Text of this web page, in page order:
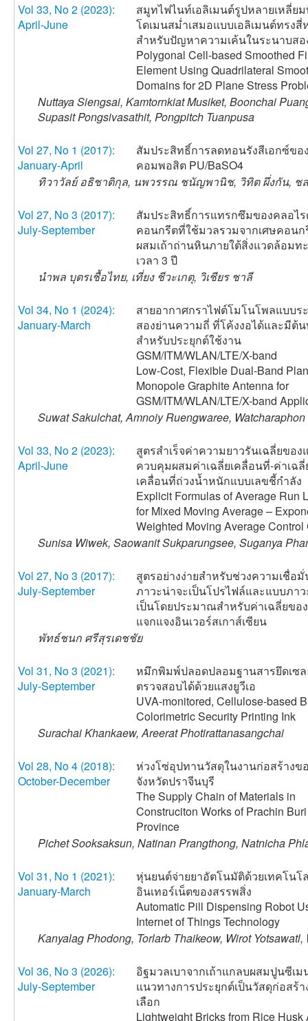
Vol 33, No 2 (2023):
April-June
สมูทไฟไนท์เอลิเมนต์รูปหลายเหลี่ย
โดเมนสม่ำเสมอแบบเอลิเมนต์ทรงสี่
สำหรับปัญหาความเค้นในระนาบส
Polygonal Cell-based Smoothed
Element Using Quadrilateral
Domains for 2D Plane Stress
Nuttaya Siengsai, Kamtornkiat Musiket, Boonchai
Supasit Pongsivasathit, Pongpitch Tuanpusa
Vol 27, No 1 (2017):
January-April
สัมประสิทธิ์การลดทอนรังสีเอกซ์ขอ
คอมพอสิต PU/BaSO4
ทิวาวัลย์ อธิชาติกุล, นพวรรณ ชนัญพานิช, วิทิต ผึ่งกัน,
Vol 27, No 3 (2017):
July-September
สัมประสิทธิ์การแทรกซึมของคลอไ
คอนกรีตที่ใช้มวลรวมจากเศษคอน
ผสมเถ้าถ่านหินภายใต้สิ่งแวดล้อมทะ
เวลา 3 ปี
นำพล บุตรเชื้อไทย, เที่ยง ชีวะเกตุ, วิเชียร ชาลี
Vol 34, No 1 (2024):
January-March
สายอากาศกราไฟต์โมโนโพลแบบร
สองย่านความถี่ ที่โค้งงอได้และมีต้
สำหรับประยุกต์ใช้งาน
GSM/ITM/WLAN/LTE/X-band
Low-Cost, Flexible Dual-Band
Monopole Graphite Antenna for
GSM/ITM/WLAN/LTE/X-band
Suwat Sakulchat, Amnoiy Ruengwaree,
Vol 33, No 2 (2023):
April-June
สูตรสำเร็จค่าความยาวรันเฉลี่ยขอ
ควบคุมผสมค่าเฉลี่ยเคลื่อนที่-ค่าเฉลี่
เคลื่อนที่ถ่วงน้ำหนักแบบเลขชี้กำลัง
Explicit Formulas of Average Run
for Mixed Moving Average –
Weighted Moving Average Control
Sunisa Wiwek, Saowanit Sukparungsee, Suganya
Vol 27, No 3 (2017):
July-September
สูตรอย่างง่ายสำหรับช่วงความเชื่อ
ภาวะน่าจะเป็นโปรไฟล์และแบบภา
เป็นโดยประมาณสำหรับค่าเฉลี่ยขอ
แจกแจงอินเวอร์สเกาส์เซียน
พัทธ์ชนก ศรีสุรเดชชัย
Vol 31, No 3 (2021):
July-September
หมึกพิมพ์ปลอดปลอมฐานสารยึดเซ
ตรวจสอบได้ด้วยแสงยูวีเอ
UVA-monitored, Cellulose-based
Colorimetric Security Printing Ink
Surachai Khankaew, Areerat Photirattanasangchai
Vol 28, No 4 (2018):
October-December
ห่วงโซ่อุปทานวัสดุในงานก่อสร้างข
จังหวัดปราจีนบุรี
The Supply Chain of Materials in
Construciton Works of Prachin Buri
Province
Pichet Sooksaksun, Natinan Prangthong, Natnicha
Vol 31, No 1 (2021):
January-March
หุ่นยนต์จ่ายยาอัตโนมัติด้วยเทคโนโ
อินเทอร์เน็ตของสรรพสิ่ง
Automatic Pill Dispensing Robot
Internet of Things Technology
Kanyalag Phodong, Torlarb Thaikeow, Wirot
Vol 36, No 3 (2026):
July-September
อิฐมวลเบาจากเถ้าแกลบผสมปูนซีเม
แนวทางการประยุกต์เป็นวัสดุก่อสร้า
เลือก
Lightweight Bricks from Rice Husk